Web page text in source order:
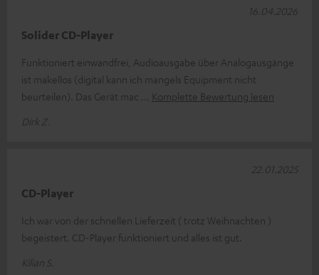
Solider CD-Player
Funktioniert einwandfrei, Audioausgabe über Analogausgänge
ist makellos (digital kann ich mangels Equipment nicht
beurteilen). Das Gerät mac
Komplette Bewertung lesen
Dirk Z.
16.04.2026
CD-Player
Ich war von der schnellen Lieferzeit ( trotz Weihnachten )
begeistert. CD-Player funktioniert und alles ist gut.
Kilian S.
22.01.2025